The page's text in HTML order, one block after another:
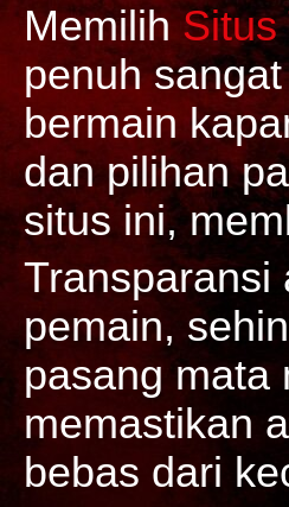
MemilihSitus
penuh
bermain
dan pilihan
situs ini,
Transparansi
pemain,
pasang mata
memastikan
bebas dari